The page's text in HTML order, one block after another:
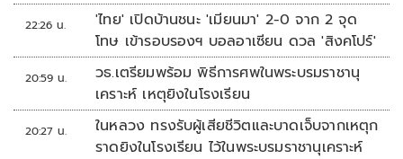
22:26 น.
'ไทย' เปิดบ้านชนะ 'เมียนมา' 2-0 จาก 2 จุด
โทษ เข้ารอบรองฯ บอลอาเซียน ดวล 'สิงคโปร์'
20:59 น.
วธ.เตรียมพร้อม พิธีการศพในพระบรมราชานุ
เคราะห์ เหตุยิงในโรงเรียน
20:27 น.
ในหลวง ทรงรับผู้เสียชีวิตและบาดเจ็บจากเหตุก
ราดยิงในโรงเรียน ไว้ในพระบรมราชานุเคราะห์